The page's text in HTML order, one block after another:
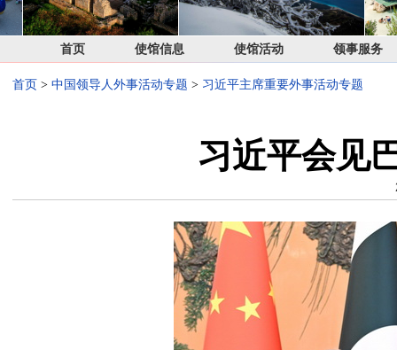
首页 使馆信息 使馆活动 领事服务
首页 > 中国领导人外事活动专题 > 习近平主席重要外事活动专题
习近平会见